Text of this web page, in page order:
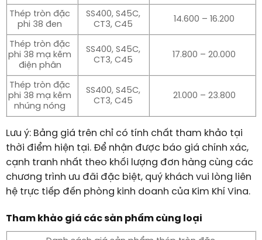
Thép tròn đặc
phi 38 đen
SS400, S45C,
CT3, C45
14.600 – 16.200
Thép tròn đặc
phi 38 mạ kẽm
điện phân
SS400, S45C,
CT3, C45
17.800 – 20.000
Thép tròn đặc
phi 38 mạ kẽm
nhúng nóng
SS400, S45C,
CT3, C45
21.000 – 23.800
Lưu ý: Bảng giá trên chỉ có tính chất tham khảo tại
thời điểm hiện tại. Để nhận được báo giá chính xác,
cạnh tranh nhất theo khối lượng đơn hàng cùng các
chương trình ưu đãi đặc biệt, quý khách vui lòng liên
hệ trực tiếp đến phòng kinh doanh của Kim Khí Vina.
Tham khảo giá các sản phẩm cùng loại